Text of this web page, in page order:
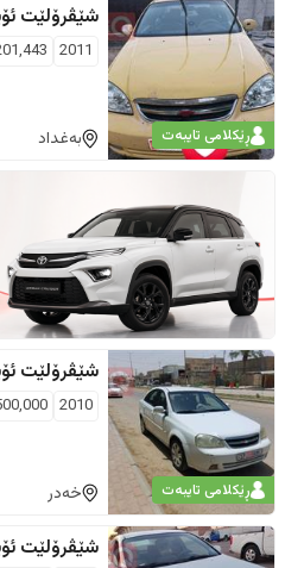
ڕێکلامی تایبەت
شێڤرۆلێت
2011
بەغداد
ڕێکلامی تایبەت
شێڤرۆلێت
2010
خەدر
شێڤرۆلێت